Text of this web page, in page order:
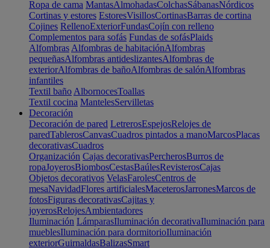
Ropa de cama MantasAlmohadasColchasSábanasNórdicos
Cortinas y estores EstoresVisillosCortinasBarras de cortina
Cojines RellenoExteriorFundasCojín con relleno
Complementos para sofás Fundas de sofásPlaids
Alfombras Alfombras de habitaciónAlfombras
pequeñasAlfombras antideslizantesAlfombras de
exteriorAlfombras de bañoAlfombras de salónAlfombras
infantiles
Textil baño AlbornocesToallas
Textil cocina MantelesServilletas
Decoración
Decoración de pared LetrerosEspejosRelojes de
paredTablerosCanvasCuadros pintados a manoMarcosPlacas
decorativasCuadros
Organización Cajas decorativasPercherosBurros de
ropaJoyerosBiombosCestasBaúlesRevisterosCajas
Objetos decorativos VelasFarolesCentros de
mesaNavidadFlores artificialesMaceterosJarronesMarcos de
fotosFiguras decorativasCajitas y
joyerosRelojesAmbientadores
Iluminación LámparasIluminación decorativaIluminación para
mueblesIluminación para dormitorioIluminación
exteriorGuirnaldasBalizasSmart